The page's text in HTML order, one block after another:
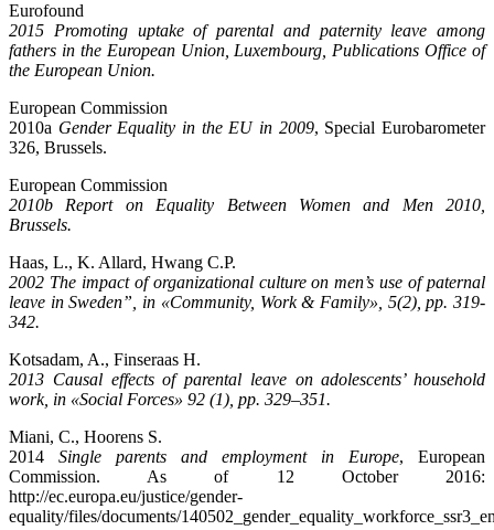
Eurofound
2015 Promoting uptake of parental and paternity leave among
fathers in the European Union, Luxembourg, Publications Office of
the European Union.
European Commission
2010a Gender Equality in the EU in 2009, Special Eurobarometer
326, Brussels.
European Commission
2010b Report on Equality Between Women and Men 2010,
Brussels.
Haas, L., K. Allard, Hwang C.P.
2002 The impact of organizational culture on men’s use of paternal
leave in Sweden”, in «Community, Work & Family», 5(2), pp. 319-
342.
Kotsadam, A., Finseraas H.
2013 Causal effects of parental leave on adolescents’ household
work, in «Social Forces» 92 (1), pp. 329–351.
Miani, C., Hoorens S.
2014 Single parents and employment in Europe, European
Commission. As of 12 October 2016:
http://ec.europa.eu/justice/gender-
equality/files/documents/